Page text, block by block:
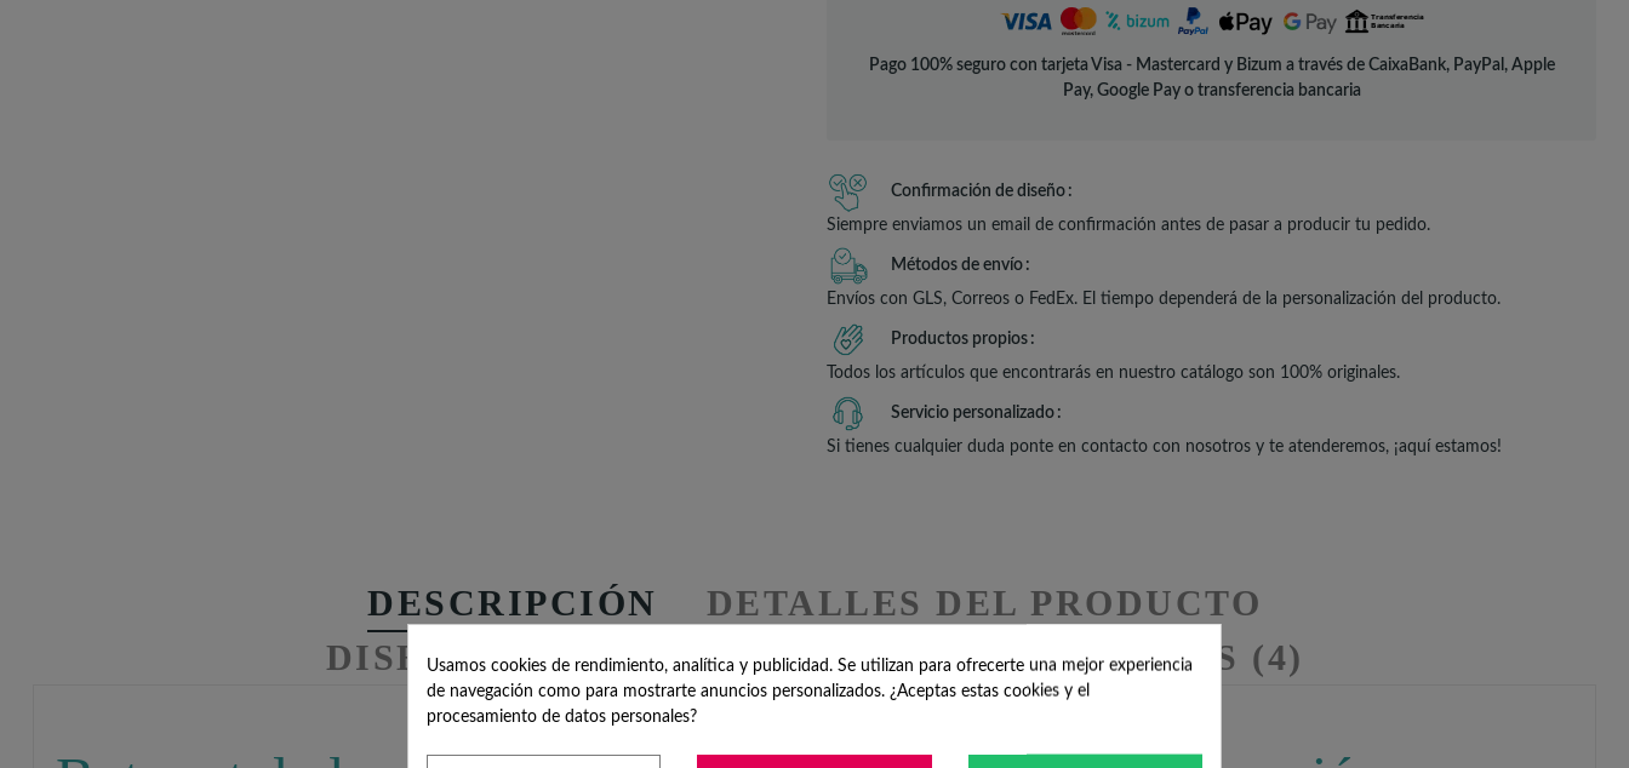
Pago 100% seguro con tarjeta Visa - Mastercard y Bizum a través de CaixaBank, PayPal, Apple
Pay, Google Pay o transferencia bancaria
Confirmación de diseño
Siempre enviamos un email de confirmación antes de pasar a producir tu pedido.
Métodos de envío
Envíos con GLS, Correos o FedEx. El tiempo dependerá de la personalización del producto.
Productos propios
Todos los artículos que encontrarás en nuestro catálogo son 100% originales.
Servicio personalizado
Si tienes cualquier duda ponte en contacto con nosotros y te atenderemos, ¡aquí estamos!
DESCRIPCIÓN
DETALLES DEL PRODUCTO
DISEÑOS REDONDOS COMUNIÓN
RESEÑAS (4)
Usamos cookies de rendimiento, analítica y publicidad. Se utilizan para ofrecerte una mejor experiencia
de navegación como para mostrarte anuncios personalizados. ¿Aceptas estas cookies y el
procesamiento de datos personales?